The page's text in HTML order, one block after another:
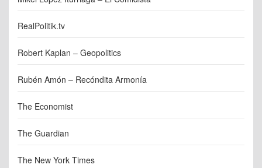
RealPolitik.tv
Robert Kaplan – Geopolitics
Rubén Amón – Recóndita Armonía
The Economist
The Guardian
The New York Times